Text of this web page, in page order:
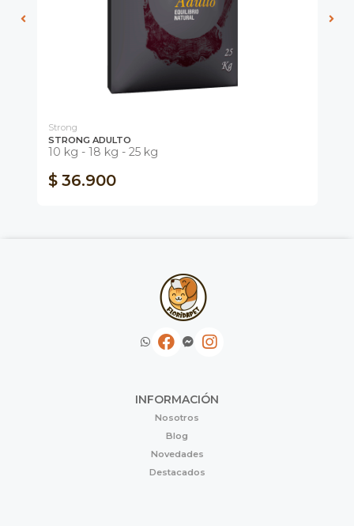
Strong
STRONG ADULTO
10 kg - 18 kg - 25 kg
$ 36.900
INFORMACIÓN
Nosotros
Blog
Novedades
Destacados